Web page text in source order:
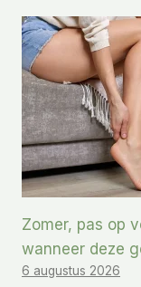
Zomer, pas op
wanneer deze
6 augustus 2026